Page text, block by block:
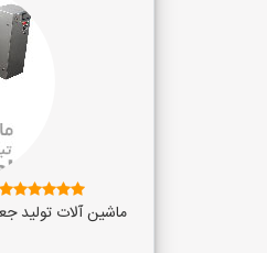
ماشین آلات تولید